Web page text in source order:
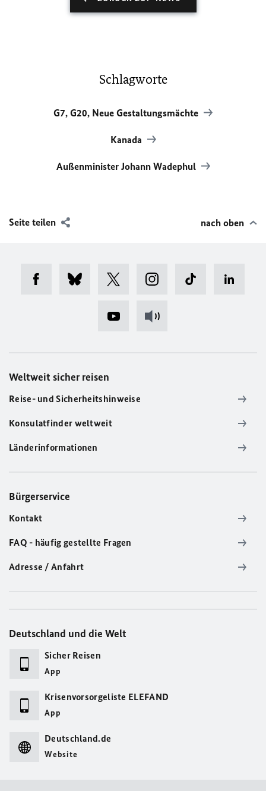
Schlagworte
G7, G20, Neue Gestaltungsmächte
Kanada
Außenminister Johann Wadephul
Seite teilen nach oben
Weltweit sicher reisen
Reise- und Sicherheitshinweise
Konsulatfinder weltweit
Länderinformationen
Bürgerservice
Kontakt
FAQ - häufig gestellte Fragen
Adresse / Anfahrt
Deutschland und die Welt
Sicher Reisen
App
Krisenvorsorgeliste ELEFAND
App
Deutschland.de
Website